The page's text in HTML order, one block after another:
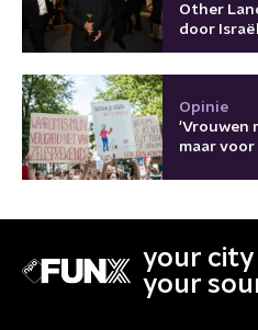
Other
door
Opinie
'Vrouwen
maar voor
your city
your